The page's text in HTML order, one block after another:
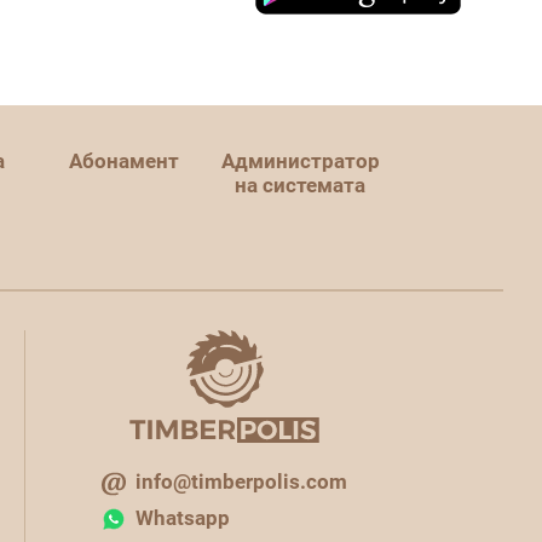
Абонамент
Администратор
на системата
info@timberpolis.com
Whatsapp